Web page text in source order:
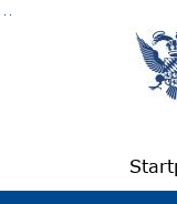
Ga naar de inhoud
Ga naar het
Ga naar het menu